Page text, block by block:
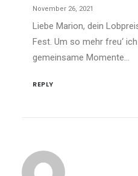
November 26, 2021
Liebe Marion, dein
Fest. Um so mehr freu‘
gemeinsame Momente…
REPLY